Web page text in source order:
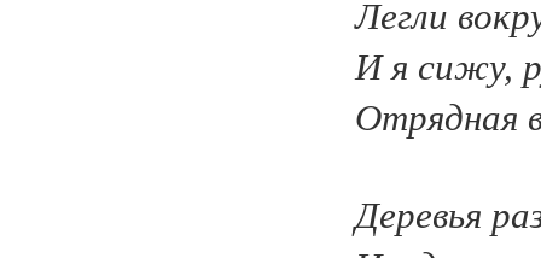
Легли
И я сижу,
Отрядная
Деревья